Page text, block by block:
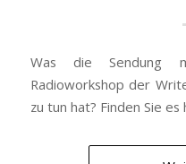
Was die
Radioworkshop der
zu tun hat? Finden Sie es